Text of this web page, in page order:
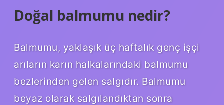
Doğal balmumu nedir?
Balmumu, yaklaşık üç haftalık genç işçi
arıların karın halkalarındaki balmumu
bezlerinden gelen salgıdır. Balmumu
beyaz olarak salgılandıktan sonra